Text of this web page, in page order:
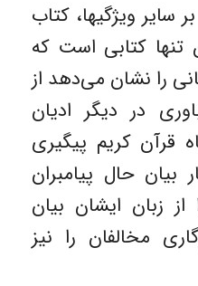
سایر ویژگیها، کتاب
تنها کتابی است که
را نشان می‌دهد از
در دیگر ادیان
قرآن کریم پیگیری
بیان حال پیامبران
زبان ایشان بیان
مخالفان را نیز